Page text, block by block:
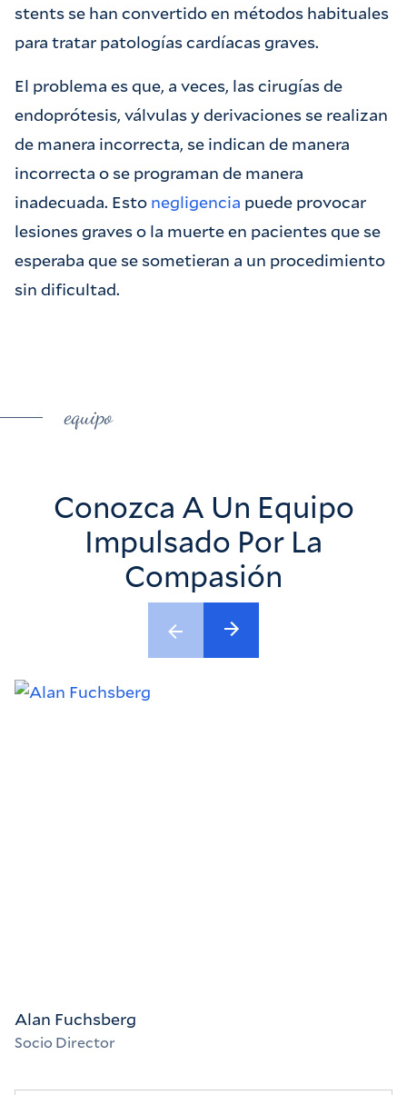
stents se han convertido en métodos habituales
para tratar patologías cardíacas graves.
El problema es que, a veces, las cirugías de
endoprótesis, válvulas y derivaciones se realizan
de manera incorrecta, se indican de manera
incorrecta o se programan de manera
inadecuada. Esto negligencia puede provocar
lesiones graves o la muerte en pacientes que se
esperaba que se sometieran a un procedimiento
sin dificultad.
equipo
Conozca A Un Equipo
Impulsado Por La
Compasión
Alan Fuchsberg
Socio Director